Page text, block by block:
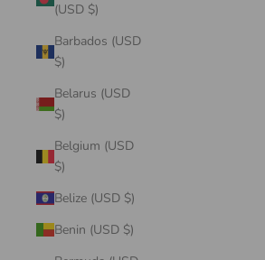
(USD $)
Barbados (USD
$)
Belarus (USD
$)
Belgium (USD
$)
Belize (USD $)
Benin (USD $)